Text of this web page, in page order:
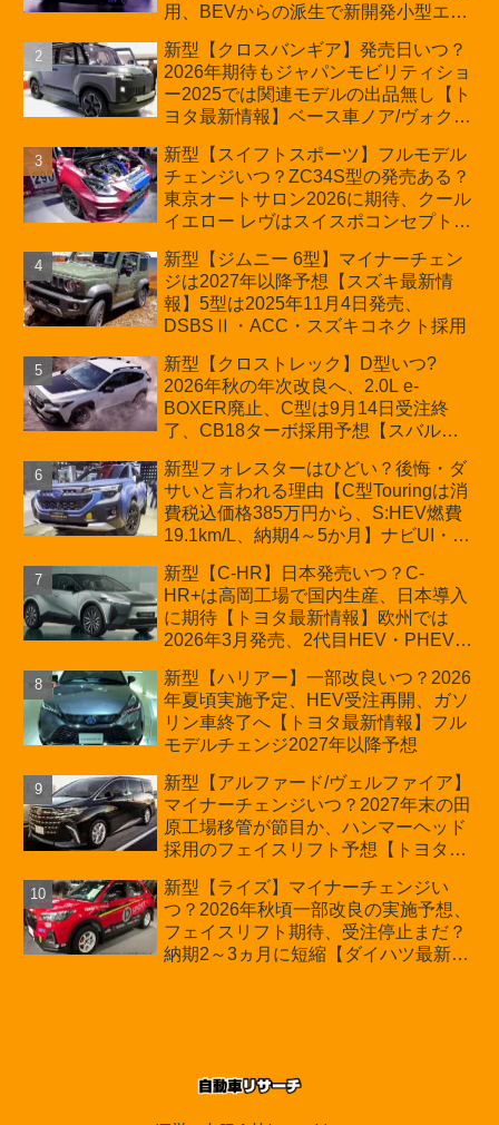
用、BEVからの派生で新開発小型エン
の採用は無しか【トヨタ最新情報】60
周年記念車発売
新型【クロスバンギア】発売日いつ？
2026年期待もジャパンモビリティショ
ー2025では関連モデルの出品無し【ト
ヨタ最新情報】ベース車ノア/ヴォクシ
ほか「コア」と「ツール」、デリカ
D:5対抗のクロスオーバーSUVミニバ
ン
新型【スイフトスポーツ】フルモデル
チェンジいつ？ZC34S型の発売ある？
東京オートサロン2026に期待、クール
イエロー レヴはスイスポコンセプト
プが争点【スズキ最新情報】特別仕様
車「ZC33S Final Edition」終了
新型【ジムニー 6型】マイナーチェン
ジは2027年以降予想【スズキ最新情
報】5型は2025年11月4日発売、
DSBSⅡ・ACC・スズキコネクト採用
新型【クロストレック】D型いつ?
2026年秋の年次改良へ、2.0L e-
BOXER廃止、C型は9月14日受注終
了、CB18ターボ採用予想【スバル最
新型フォレスターはひどい？後悔・ダ
サいと言われる理由【C型Touringは消
費税込価格385万円から、S:HEV燃費
19.1km/L、納期4～5か月】ナビUI・冬
カーオブザイヤーとJNCAP大賞受賞後
も残る注意点
新型【C-HR】日本発売いつ？C-
HR+は高岡工場で国内生産、日本導入
に期待【トヨタ最新情報】欧州では
2026年3月発売、2代目HEV・PHEVは
新型【ハリアー】一部改良いつ？2026
年夏頃実施予定、HEV受注再開、ガソ
リン車終了へ【トヨタ最新情報】フル
モデルチェンジ2027年以降予想
新型【アルファード/ヴェルファイア】
マイナーチェンジいつ？2027年末の田
原工場移管が節目か、ハンマーヘッド
採用のフェイスリフト予想【トヨタ最
費税込価格559万9000円から
新型【ライズ】マイナーチェンジい
つ？2026年秋頃一部改良の実施予想、
フェイスリフト期待、受注停止まだ？
納期2～3ヵ月に短縮【ダイハツ最新情